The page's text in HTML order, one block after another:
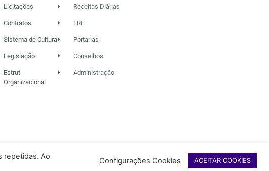
Licitações
Contratos
Sistema de Cultura
Legislação
Estrut.
Organizacional
Receitas Diárias
LRF
Portarias
Conselhos
Administração
FUNDAÇÃO RIO DAS OSTRAS DE CULTURA
repetidas. Ao
Configurações Cookies ACEITAR COOKIES